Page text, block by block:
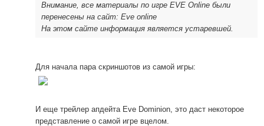
Внимание, все материалы по игре EVE Online были
перенесены на сайт: Eve online
На этом сайте информация является устаревшей.
Для начала пара скриншотов из самой игры:
И еще трейлер апдейта Eve Dominion, это даст некоторое
представление о самой игре вцелом.